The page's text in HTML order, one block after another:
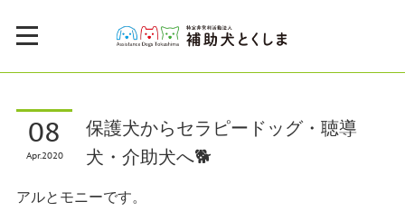
08
Apr2020
保護犬からセラピードッグ・聴導
犬・介助犬へ🐕
アルとモニーです。